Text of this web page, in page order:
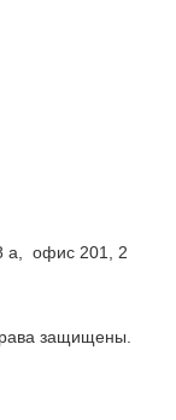
а, офис 201, 2
защищены.